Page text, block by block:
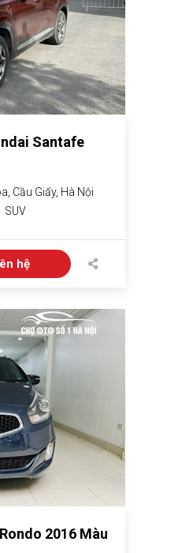
Santafe
Cầu Giấy, Hà Nội
SUV
hệ
2016 Màu